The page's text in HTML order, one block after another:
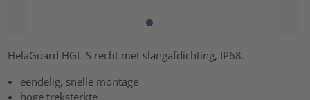
HelaGuard HGL-S recht met slangafdichting, IP68.
eendelig, snelle montage
hoge treksterkte